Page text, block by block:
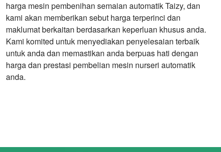
harga mesin pembenihan semaian automatik Taizy, dan
kami akan memberikan sebut harga terperinci dan
maklumat berkaitan berdasarkan keperluan khusus anda.
Kami komited untuk menyediakan penyelesaian terbaik
untuk anda dan memastikan anda berpuas hati dengan
harga dan prestasi pembelian mesin nurseri automatik
anda.